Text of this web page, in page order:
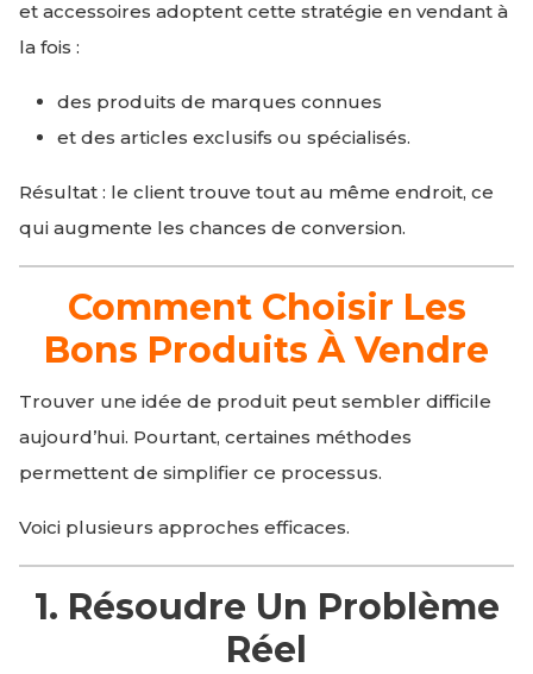
et accessoires adoptent cette stratégie en vendant à
la fois :
des produits de marques connues
et des articles exclusifs ou spécialisés.
Résultat : le client trouve tout au même endroit, ce
qui augmente les chances de conversion.
Comment Choisir Les
Bons Produits À Vendre
Trouver une idée de produit peut sembler difficile
aujourd’hui. Pourtant, certaines méthodes
permettent de simplifier ce processus.
Voici plusieurs approches efficaces.
1. Résoudre Un Problème
Réel